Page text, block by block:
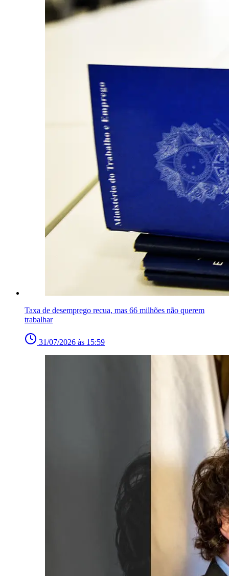
Taxa de desemprego recua, mas 66 milhões não querem
trabalhar
31/07/2026 às 15:59